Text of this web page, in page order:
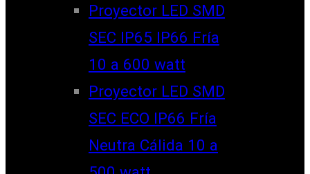
Proyector LED SMD
SEC IP65 IP66 Fría
10 a 600 watt
Proyector LED SMD
SEC ECO IP66 Fría
Neutra Cálida 10 a